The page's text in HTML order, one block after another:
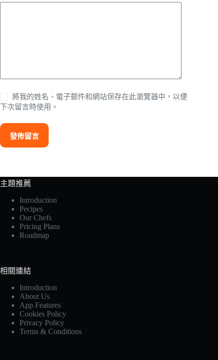
將我的姓名、電子郵件和網站保存在此瀏覽器中，以便
下次留言時使用。
發佈留言
主題推薦
Introduction
Pecipes
Our Chefs
Pricing Plans
Roadmap
相關連結
Introduction
About Us
App Features
Cookies Policy
Privacy Policy
Terms & Conditions